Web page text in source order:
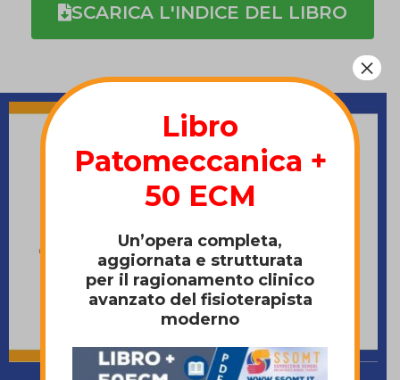
SCARICA L'INDICE DEL LIBRO
Libro
Patomeccanica +
50 ECM
Un’opera completa,
aggiornata e strutturata
per il ragionamento clinico
avanzato del fisioterapista
moderno
×